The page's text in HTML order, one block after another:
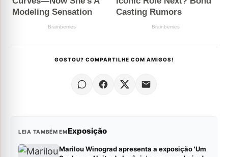
GOSTOU? COMPARTILHE COM AMIGOS!
LEIA TAMBÉM EMExposição
Marilou Winograd apresenta a exposição 'Um